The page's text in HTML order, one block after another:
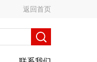
返回首页